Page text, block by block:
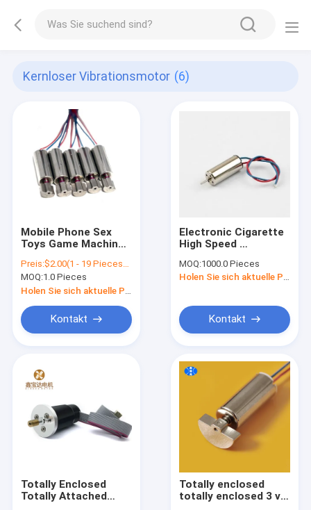
Kernloser Vibrationsmotor (6)
Mobile Phone Sex
Toys Game Machines
Length 15mm 3.0
Volt Miniature
Vibration Motor For
Mobile Phone
Preis:$2.00(1 - 19 Pieces) $0.55(20 - 999 Pieces) $0.53(>=1000 Pieces)
MOQ:1.0 Pieces
Kontakt
Electronic Cigarette
High Speed ​​
Coreless Drive Motor
MOQ:1000.0 Pieces
Holen Sie sich aktuelle Preis
Kontakt
Totally Enclosed
Totally Attached
Totally enclosed
totally enclosed 3 v